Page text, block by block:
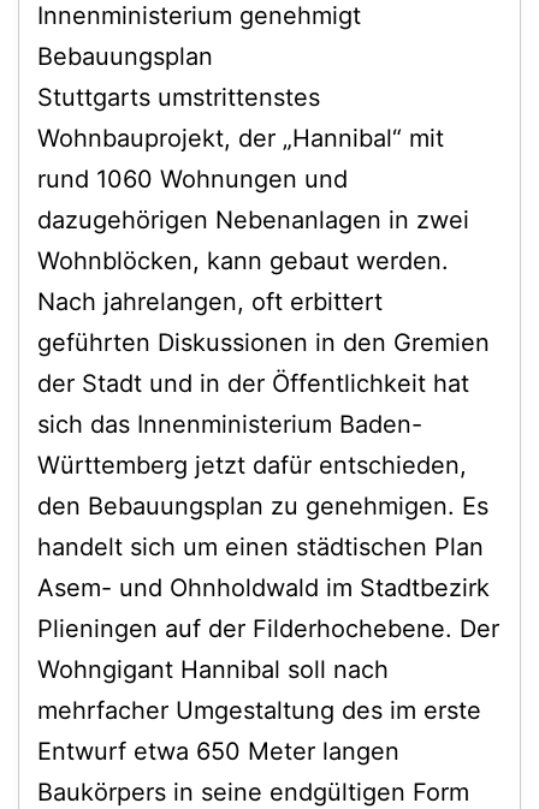
Innenministerium genehmigt
Bebauungsplan
Stuttgarts umstrittenstes
Wohnbauprojekt, der „Hannibal“ mit
rund 1060 Wohnungen und
dazugehörigen Nebenanlagen in zwei
Wohnblöcken, kann gebaut werden.
Nach jahrelangen, oft erbittert
geführten Diskussionen in den Gremien
der Stadt und in der Öffentlichkeit hat
sich das Innenministerium Baden-
Württemberg jetzt dafür entschieden,
den Bebauungsplan zu genehmigen. Es
handelt sich um einen städtischen Plan
Asem- und Ohnholdwald im Stadtbezirk
Plieningen auf der Filderhochebene. Der
Wohngigant Hannibal soll nach
mehrfacher Umgestaltung des im erste
Entwurf etwa 650 Meter langen
Baukörpers in seine endgültigen Form